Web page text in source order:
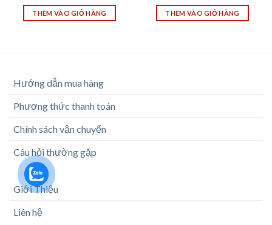
THÊM VÀO GIỎ HÀNG THÊM VÀO GIỎ HÀNG
Hướng dẫn mua hàng
Phương thức thanh toán
Chính sách vận chuyển
Câu hỏi thường gặp
Giới Thiệu
Liên hệ